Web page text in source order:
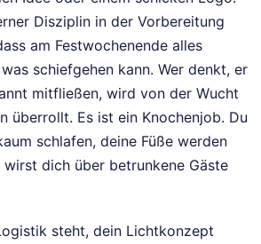
Disziplin in der Vorbereitung
am Festwochenende alles
schiefgehen kann. Wer denkt, er
mitfließen, wird von der Wucht
überrollt. Es ist ein Knochenjob. Du
schlafen, deine Füße werden
wirst dich über betrunkene Gäste
steht, dein Lichtkonzept